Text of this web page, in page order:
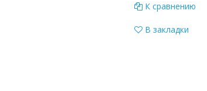
К сравнению
В закладки